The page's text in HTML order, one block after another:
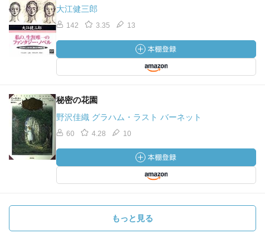
大江健三郎
142 3.35 13
秘密の花園
野沢佳織 グラハム・ラスト バーネット
60 4.28 10
もっと見る